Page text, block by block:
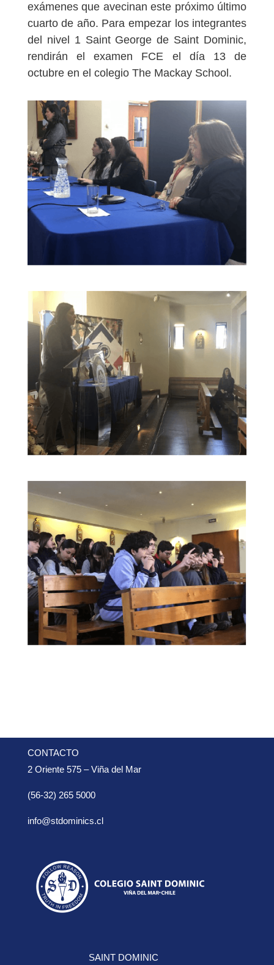
exámenes que avecinan este próximo último
cuarto de año. Para empezar los integrantes
del nivel 1 Saint George de Saint Dominic,
rendirán el examen FCE el día 13 de
octubre en el colegio The Mackay School.
CONTACTO
2 Oriente 575 – Viña del Mar
(56-32) 265 5000
info@stdominics.cl
SAINT DOMINIC